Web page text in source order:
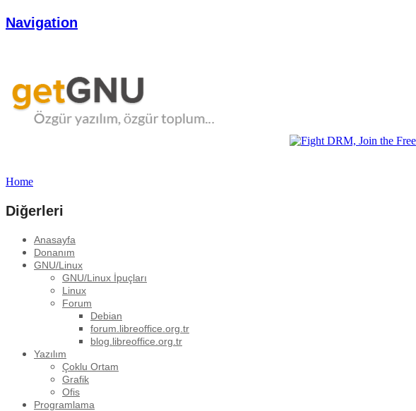
Navigation
Home
Diğerleri
Anasayfa
Donanım
GNU/Linux
GNU/Linux İpuçları
Linux
Forum
Debian
forum.libreoffice.org.tr
blog.libreoffice.org.tr
Yazılım
Çoklu Ortam
Grafik
Ofis
Programlama